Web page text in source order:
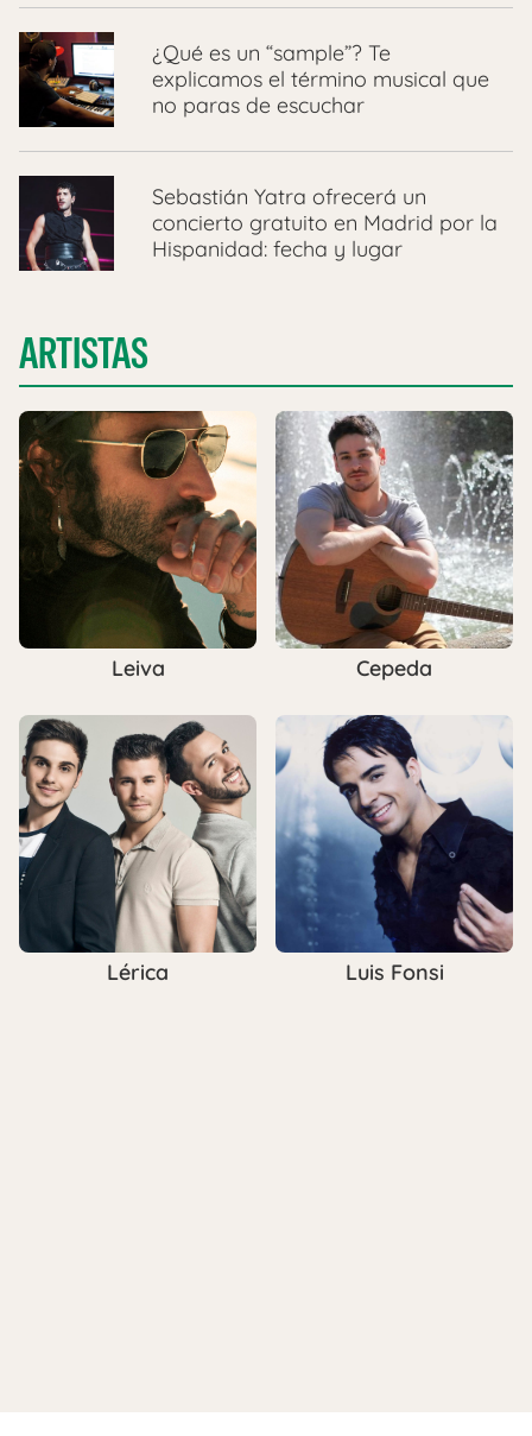
¿Qué es un “sample”? Te
explicamos el término musical que
no paras de escuchar
Sebastián Yatra ofrecerá un
concierto gratuito en Madrid por la
Hispanidad: fecha y lugar
ARTISTAS
Leiva Cepeda
Lérica Luis Fonsi